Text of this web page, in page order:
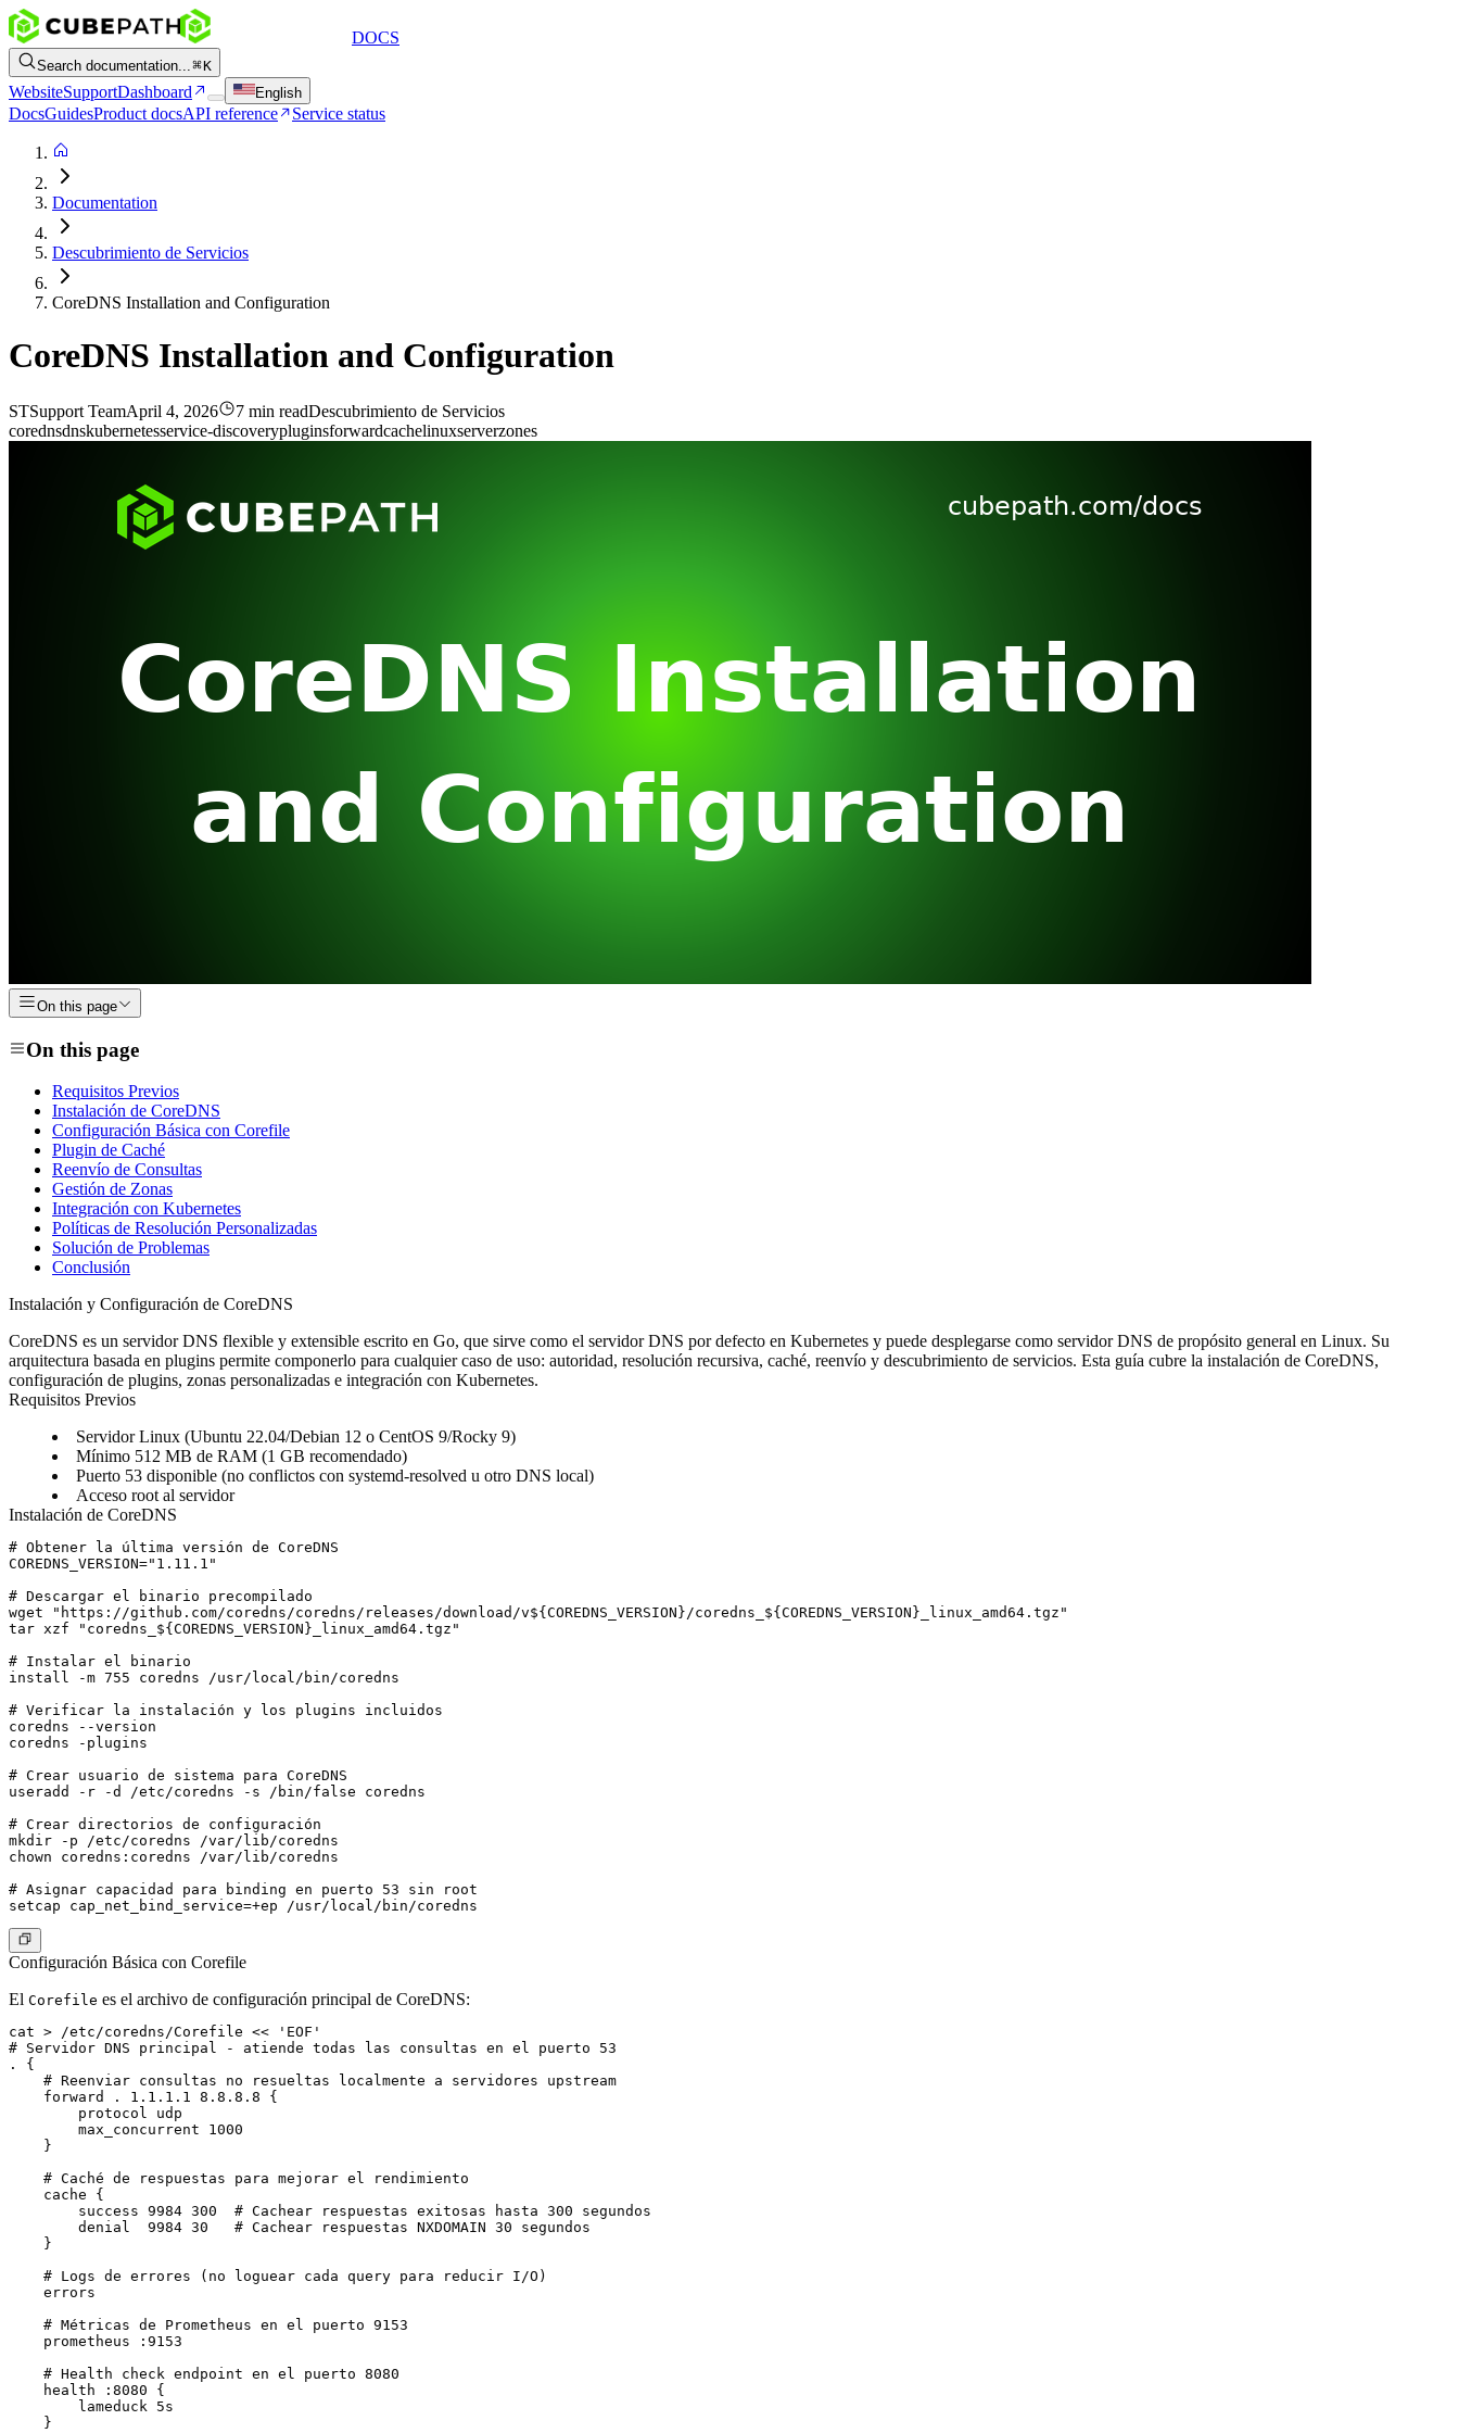
DOCS
Search documentation... K
WebsiteSupportDashboard English
DocsGuidesProduct docsAPI reference Service status
Documentation
Descubrimiento de Servicios
CoreDNS Installation and Configuration
CoreDNS Installation and Configuration
STSupport TeamApril 4, 2026 7 min readDescubrimiento de Servicios
corednsdnskubernetesservice-discoverypluginsforwardcachelinuxserverzones
On this page
On this page
Requisitos Previos
Instalación de CoreDNS
Configuración Básica con Corefile
Plugin de Caché
Reenvío de Consultas
Gestión de Zonas
Integración con Kubernetes
Políticas de Resolución Personalizadas
Solución de Problemas
Conclusión
Instalación y Configuración de CoreDNS
CoreDNS es un servidor DNS flexible y extensible escrito en Go, que sirve como el servidor DNS por defecto en Kubernetes y puede desplegarse como servidor DNS de propósito general en Linux. Su
arquitectura basada en plugins permite componerlo para cualquier caso de uso: autoridad, resolución recursiva, caché, reenvío y descubrimiento de servicios. Esta guía cubre la instalación de CoreDNS,
configuración de plugins, zonas personalizadas e integración con Kubernetes.
Requisitos Previos
Servidor Linux (Ubuntu 22.04/Debian 12 o CentOS 9/Rocky 9)
Mínimo 512 MB de RAM (1 GB recomendado)
Puerto 53 disponible (no conflictos con systemd-resolved u otro DNS local)
Acceso root al servidor
Instalación de CoreDNS
# Obtener la última versión de CoreDNS
COREDNS_VERSION="1.11.1"
# Descargar el binario precompilado
wget "https://github.com/coredns/coredns/releases/download/v${COREDNS_VERSION}/coredns_${COREDNS_VERSION}_linux_amd64.tgz"
tar xzf "coredns_${COREDNS_VERSION}_linux_amd64.tgz"
# Instalar el binario
install -m 755 coredns /usr/local/bin/coredns
# Verificar la instalación y los plugins incluidos
coredns --version
coredns -plugins
# Crear usuario de sistema para CoreDNS
useradd -r -d /etc/coredns -s /bin/false coredns
# Crear directorios de configuración
mkdir -p /etc/coredns /var/lib/coredns
chown coredns:coredns /var/lib/coredns
# Asignar capacidad para binding en puerto 53 sin root
Configuración Básica con Corefile
El Corefile es el archivo de configuración principal de CoreDNS:
cat > /etc/coredns/Corefile << 'EOF'
# Servidor DNS principal - atiende todas las consultas en el puerto 53
. {
    # Reenviar consultas no resueltas localmente a servidores upstream
    forward . 1.1.1.1 8.8.8.8 {
        protocol udp
        max_concurrent 1000
    }
    # Caché de respuestas para mejorar el rendimiento
    cache {
        success 9984 300  # Cachear respuestas exitosas hasta 300 segundos
        denial  9984 30   # Cachear respuestas NXDOMAIN 30 segundos
    }
    # Logs de errores (no loguear cada query para reducir I/O)
    errors
    # Métricas de Prometheus en el puerto 9153
    prometheus :9153
    # Health check endpoint en el puerto 8080
    health :8080 {
        lameduck 5s
    }